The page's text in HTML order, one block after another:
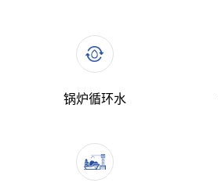
锅炉循环水